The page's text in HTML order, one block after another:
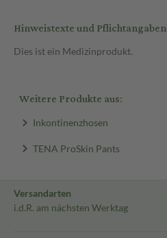
Hinweistexte und Pflichtangaben
Dies ist ein Medizinprodukt.
Weitere Produkte aus:
Inkontinenzhosen
TENA ProSkin Pants
Versandarten
i.d.R. am nächsten Werktag